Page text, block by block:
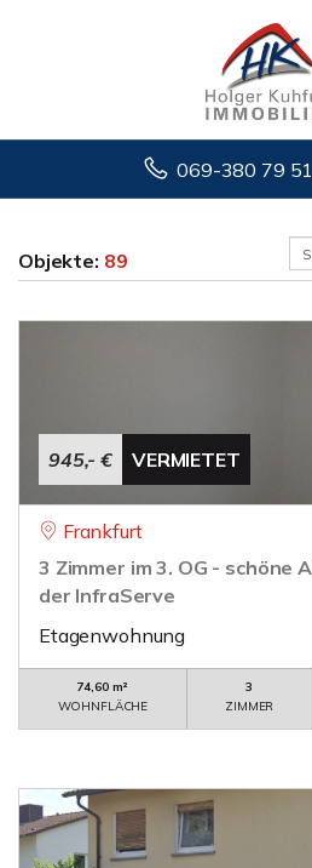
069-380 79
Objekte: 89
945,- € VERMIETET
Frankfurt
3 Zimmer im 3. OG - schöne
der InfraServe
Etagenwohnung
74,60 m²
WOHNFLÄCHE
3
ZIMMER